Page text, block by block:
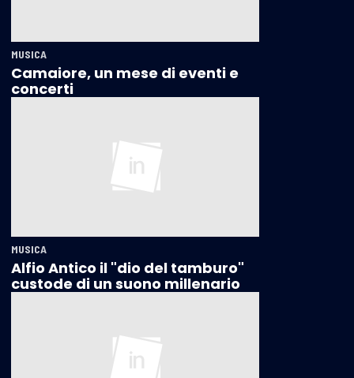
MUSICA
Camaiore, un mese di eventi e
concerti
MUSICA
Alfio Antico il "dio del tamburo"
custode di un suono millenario